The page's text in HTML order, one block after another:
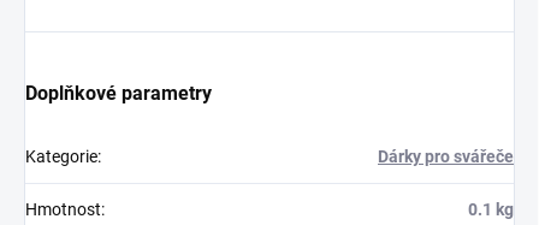
Doplňkové parametry
Kategorie: Dárky pro svářeče
Hmotnost: 0.1 kg